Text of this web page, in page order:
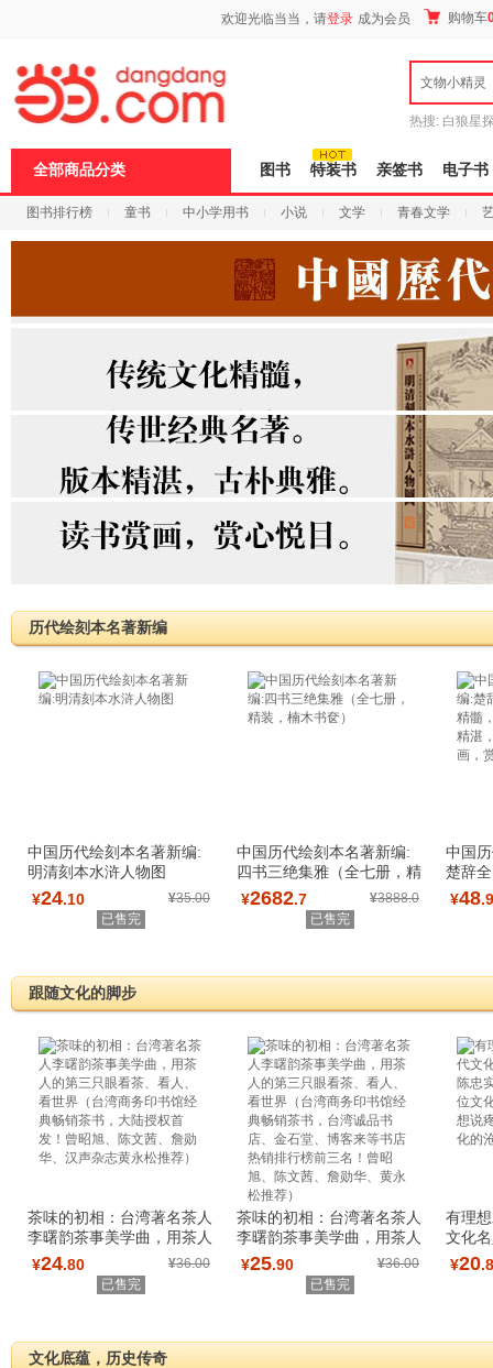
欢迎光临当当，请登录 成为会员 购物车
文物小精灵
热搜: 白狼星
全部商品分类 图书 特装书 亲签书 电子书
图书排行榜 童书 中小学用书 小说 文学 青春文学
科技 进口原版 电子书
历代绘刻本名著新编
中国历代绘刻本名著新编:
明清刻本水浒人物图
¥24.10 ¥35.00
已售完
中国历代绘刻本名著新编:
四书三绝集雅（全七册，精
装，楠木书奁
¥2682.7 ¥3888.0
已售完
中国
楚辞
髓，
¥48
跟随文化的脚步
茶味的初相：台湾著名茶人
李曙韵茶事美学曲，用茶人
的第三只眼看
¥24.80 ¥36.00
已售完
茶味的初相：台湾著名茶人
李曙韵茶事美学曲，用茶人
的第三只眼看
¥25.90 ¥36.00
已售完
有理
文化
忠实
¥20
文化底蕴，历史传奇
页